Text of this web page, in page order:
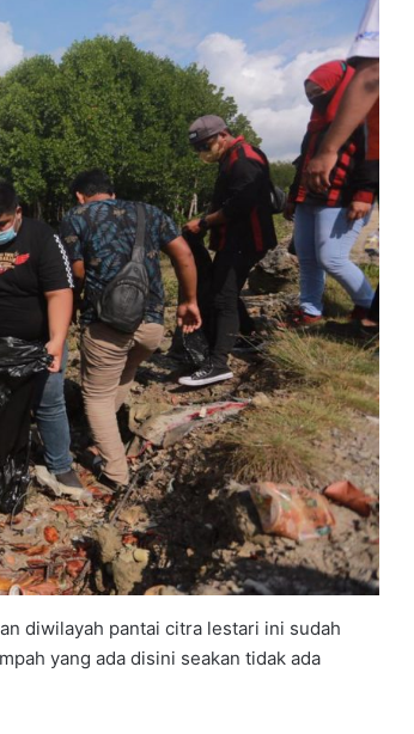
diwilayah pantai citra lestari ini sudah
yang ada disini seakan tidak ada